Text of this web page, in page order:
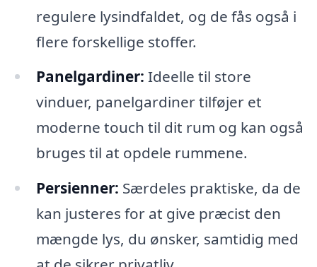
regulere lysindfaldet, og de fås også i
flere forskellige stoffer.
Panelgardiner: Ideelle til store
vinduer, panelgardiner tilføjer et
moderne touch til dit rum og kan også
bruges til at opdele rummene.
Persienner: Særdeles praktiske, da de
kan justeres for at give præcist den
mængde lys, du ønsker, samtidig med